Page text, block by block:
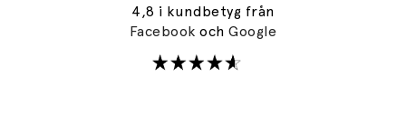
4,8 i kundbetyg från
FacebookochGoogle